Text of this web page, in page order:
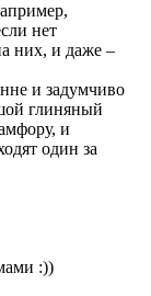
нет
них, и даже –
и задумчиво
глиняный
и
один за
:))